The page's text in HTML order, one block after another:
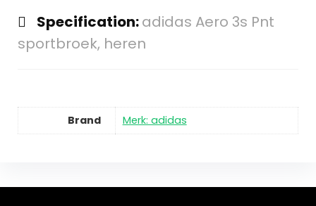
Specification:adidas Aero 3s Pnt
sportbroek, heren
Brand Merk: adidas